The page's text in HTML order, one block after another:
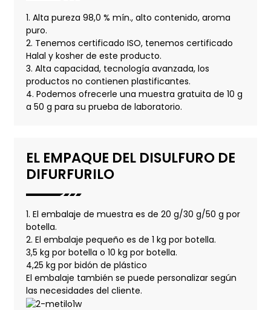
1. Alta pureza 98,0 % mín., alto contenido, aroma
puro.
2. Tenemos certificado ISO, tenemos certificado
Halal y kosher de este producto.
3. Alta capacidad, tecnología avanzada, los
productos no contienen plastificantes.
4. Podemos ofrecerle una muestra gratuita de 10 g
a 50 g para su prueba de laboratorio.
EL EMPAQUE DEL DISULFURO DE
DIFURFURILO
1. El embalaje de muestra es de 20 g/30 g/50 g por
botella.
2. El embalaje pequeño es de 1 kg por botella.
3,5 kg por botella o 10 kg por botella.
4,25 kg por bidón de plástico
El embalaje también se puede personalizar según
las necesidades del cliente.